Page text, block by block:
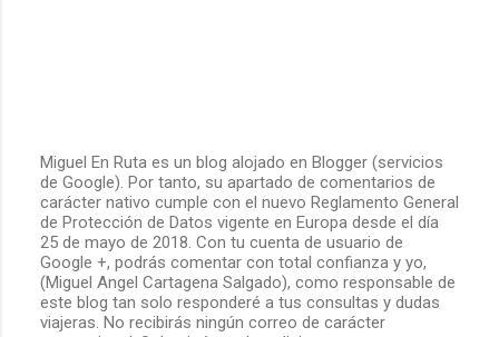
P
u
b
l
i
c
a
r
Miguel En Ruta es un blog alojado en Blogger (servicios
de Google). Por tanto, su apartado de comentarios de
carácter nativo cumple con el nuevo Reglamento General
de Protección de Datos vigente en Europa desde el día
25 de mayo de 2018. Con tu cuenta de usuario de
Google +, podrás comentar con total confianza y yo,
(Miguel Angel Cartagena Salgado), como responsable de
este blog tan solo responderé a tus consultas y dudas
viajeras. No recibirás ningún correo de carácter